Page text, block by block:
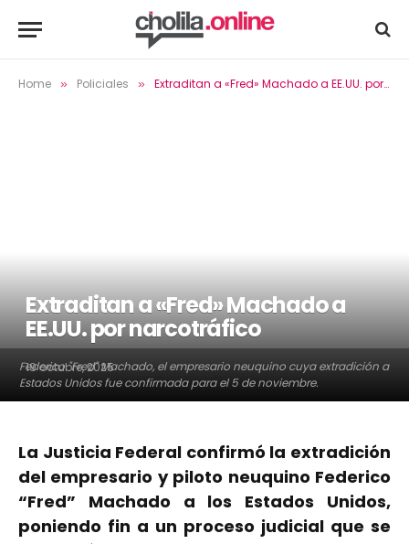
Home » Policiales » Extraditan a «Fred» Machado a EE.UU. por narcotráfico
Federico "Fred" Machado, el empresario neuquino cuya extradición a
Estados Unidos fue confirmada para el 5 de noviembre.
Extraditan a «Fred» Machado a
EE.UU. por narcotráfico
19 octubre, 2025
La Justicia Federal confirmó la extradición
del empresario y piloto neuquino Federico
“Fred” Machado a los Estados Unidos,
poniendo fin a un proceso judicial que se